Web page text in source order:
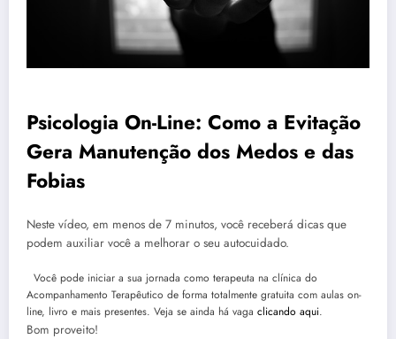
Psicologia On-Line: Como a Evitação
Gera Manutenção dos Medos e das
Fobias
Neste vídeo, em menos de 7 minutos, você receberá dicas que
podem auxiliar você a melhorar o seu autocuidado.
Você pode iniciar a sua jornada como terapeuta na clínica do
Acompanhamento Terapêutico de forma totalmente gratuita com aulas on-
line, livro e mais presentes. Veja se ainda há vaga clicando aqui.
Bom proveito!